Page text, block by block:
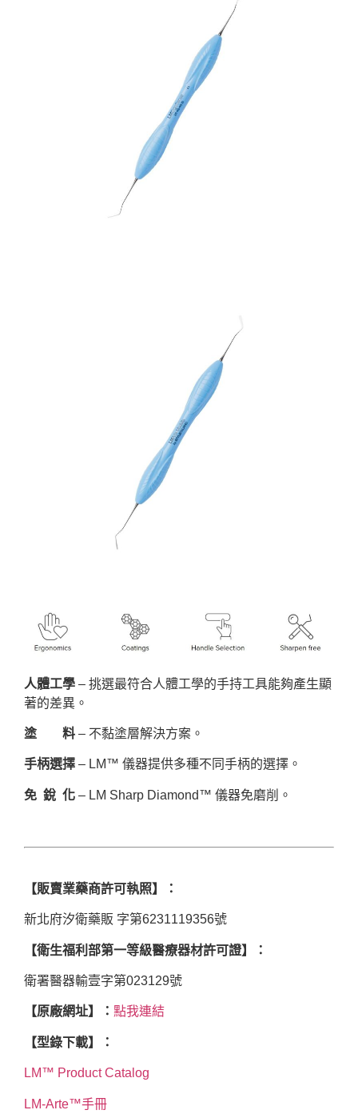
人體工學 – 挑選最符合人體工學的手持工具能夠產生顯
著的差異。
塗 料 – 不黏塗層解決方案。
手柄選擇 – LM™ 儀器提供多種不同手柄的選擇。
免 銳 化 – LM Sharp Diamond™ 儀器免磨削。
【販賣業藥商許可執照】：
新北府汐衛藥販 字第6231119356號
【衛生福利部第一等級醫療器材許可證】：
衛署醫器輸壹字第023129號
【原廠網址】： 點我連結
【型錄下載】：
LM™ Product Catalog
LM-Arte™手冊